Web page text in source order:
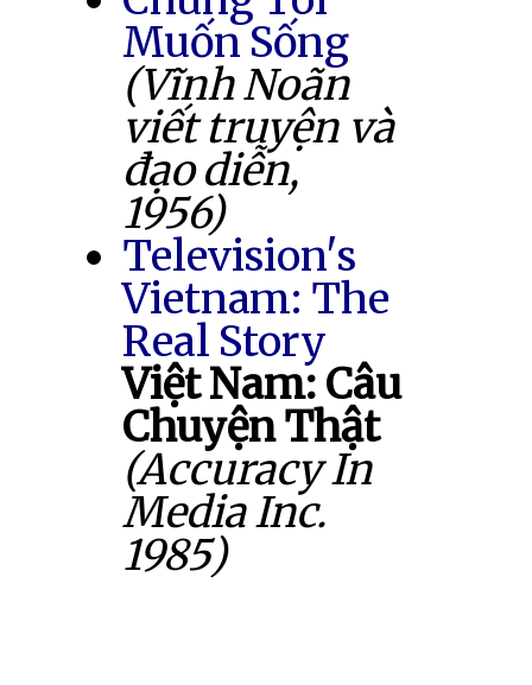
Muốn Sống
(Vĩnh Noãn
viết truyện và
đạo diễn,
1956)
Television's
Vietnam: The
Real Story
Việt Nam: Câu
Chuyện Thật
(Accuracy In
Media Inc.
1985)